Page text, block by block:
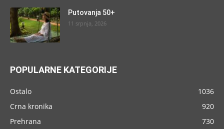
Putovanja 50+
11 srpnja, 2026
POPULARNE KATEGORIJE
Ostalo
1036
Crna kronika
920
Prehrana
730